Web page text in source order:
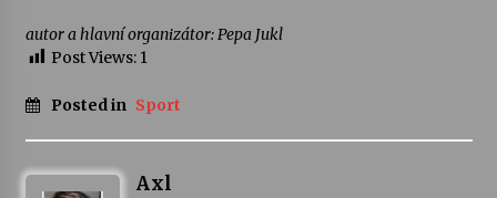
odkaz Josefa Čapka
Varhanní recitál Michala Novenka v Klášteře
autor a hlavní organizátor: Pepa Jukl
Post Views: 1
Posted in Sport
Axl